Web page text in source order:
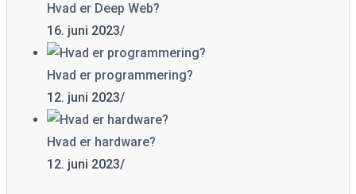
Hvad er Deep Web?
16. juni 2023/
Hvad er programmering?
12. juni 2023/
Hvad er hardware?
12. juni 2023/